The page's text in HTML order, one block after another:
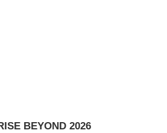
BEYOND 2026